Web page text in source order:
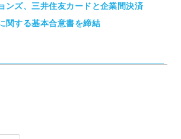
ンズ、三井住友カードと企業間決済
関する基本合意書を締結